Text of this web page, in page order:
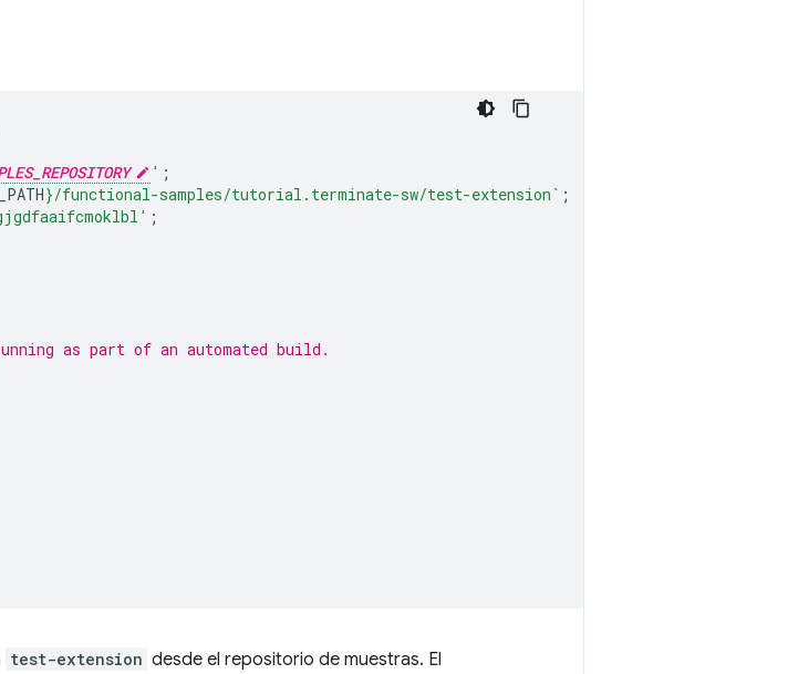
' ;
}/functional-samples/tutorial.terminate-sw/test-extension` ;
;
as part of an automated build.
test-extension desde el repositorio de muestras. El